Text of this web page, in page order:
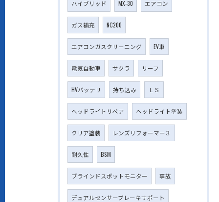
ハイブリッド MX-30 エアコン
ガス補充 NC200
エアコンガスクリーニング EV車
電気自動車 サクラ リーフ
HVバッテリ 持ち込み ＬＳ
ヘッドライトリペア ヘッドライト塗装
クリア塗装 レンズリフォーマー３
耐久性 BSM
ブラインドスポットモニター 事故
デュアルセンサーブレーキサポート